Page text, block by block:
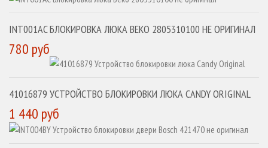
INT001AC БЛОКИРОВКА ЛЮКА BEKO 2805310100 НЕ ОРИГИНАЛ
780 руб
41016879 УСТРОЙСТВО БЛОКИРОВКИ ЛЮКА CANDY ORIGINAL
1 440 руб